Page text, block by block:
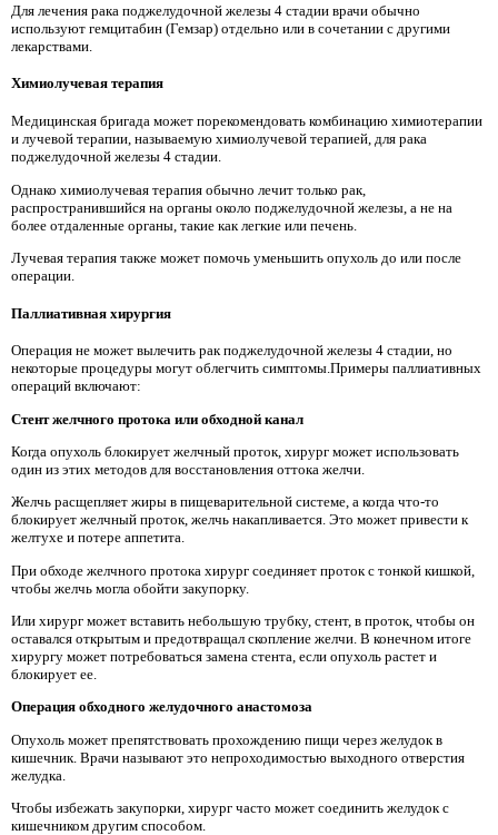
Для лечения рака поджелудочной железы 4 стадии врачи обычно
используют гемцитабин (Гемзар) отдельно или в сочетании с другими
лекарствами.
Химиолучевая терапия
Медицинская бригада может порекомендовать комбинацию химиотерапии
и лучевой терапии, называемую химиолучевой терапией, для рака
поджелудочной железы 4 стадии.
Однако химиолучевая терапия обычно лечит только рак,
распространившийся на органы около поджелудочной железы, а не на
более отдаленные органы, такие как легкие или печень.
Лучевая терапия также может помочь уменьшить опухоль до или после
операции.
Паллиативная хирургия
Операция не может вылечить рак поджелудочной железы 4 стадии, но
некоторые процедуры могут облегчить симптомы.Примеры паллиативных
операций включают:
Стент желчного протока или обходной канал
Когда опухоль блокирует желчный проток, хирург может использовать
один из этих методов для восстановления оттока желчи.
Желчь расщепляет жиры в пищеварительной системе, а когда что-то
блокирует желчный проток, желчь накапливается. Это может привести к
желтухе и потере аппетита.
При обходе желчного протока хирург соединяет проток с тонкой кишкой,
чтобы желчь могла обойти закупорку.
Или хирург может вставить небольшую трубку, стент, в проток, чтобы он
оставался открытым и предотвращал скопление желчи. В конечном итоге
хирургу может потребоваться замена стента, если опухоль растет и
блокирует ее.
Операция обходного желудочного анастомоза
Опухоль может препятствовать прохождению пищи через желудок в
кишечник. Врачи называют это непроходимостью выходного отверстия
желудка.
Чтобы избежать закупорки, хирург часто может соединить желудок с
кишечником другим способом.